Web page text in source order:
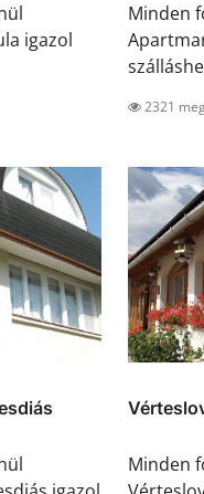
igazol
Minden
2321
Minden